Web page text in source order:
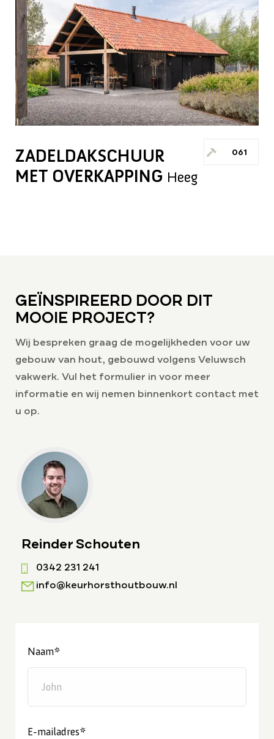
ZADELDAKSCHUUR
MET OVERKAPPING Heeg
061
GEÏNSPIREERD DOOR DIT
MOOIE PROJECT?
Wij bespreken graag de mogelijkheden voor uw
gebouw van hout, gebouwd volgens Veluwsch
vakwerk. Vul het formulier in voor meer
informatie en wij nemen binnenkort contact met
u op.
Reinder Schouten
0342 231 241
info@keurhorsthoutbouw.nl
Naam*
E-mailadres*